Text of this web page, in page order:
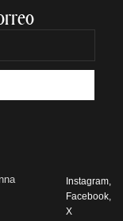
Instagram
Facebook
X